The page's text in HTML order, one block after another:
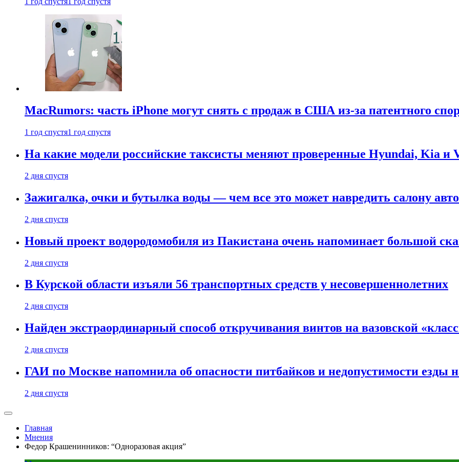
MacRumors: часть iPhone могут снять с продаж в США из-за патентного
1 год спустя1 год спустя
На какие модели российские таксисты меняют проверенные Hyundai, Kia и
2 дня спустя
Зажигалка, очки и бутылка воды — чем все это может навредить салону
2 дня спустя
Новый проект водородомобиля из Пакистана очень напоминает большой
2 дня спустя
В Курской области изъяли 56 транспортных средств у несовершеннолетних
2 дня спустя
Найден экстраординарный способ откручивания винтов на вазовской
2 дня спустя
ГАИ по Москве напомнила об опасности питбайков и недопустимости езды
2 дня спустя
Главная
Мнения
Федор Крашенинников: “Одноразовая акция”